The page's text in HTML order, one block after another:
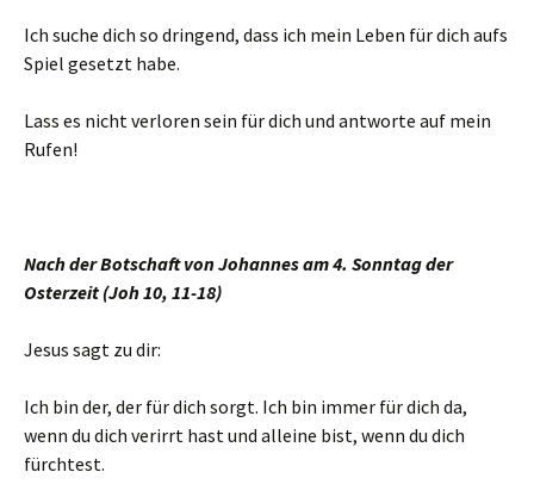
Ich suche dich so dringend, dass ich mein Leben für dich aufs
Spiel gesetzt habe.
Lass es nicht verloren sein für dich und antworte auf mein
Rufen!
Nach der Botschaft von Johannes am 4. Sonntag der
Osterzeit (Joh 10, 11-18)
Jesus sagt zu dir:
Ich bin der, der für dich sorgt. Ich bin immer für dich da,
wenn du dich verirrt hast und alleine bist, wenn du dich
fürchtest.